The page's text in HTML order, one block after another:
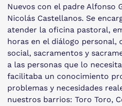
Nuevos con el padre Alfonso
Nicolás Castellanos. Se
atender la oficina pastoral,
horas en el diálogo personal,
social, sacramentos y
a las personas que lo
facilitaba un conocimiento
problemas y necesidades
nuestros barrios: Toro Toro,